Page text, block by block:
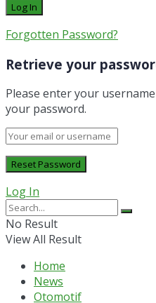
Forgotten Password?
Retrieve your
Please enter your
your password.
Log In
No Result
View All Result
Home
News
Otomotif